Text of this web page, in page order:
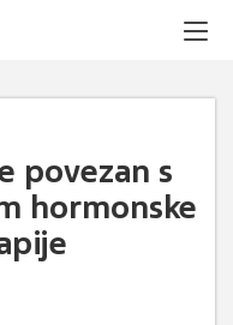
povezan s
hormonske